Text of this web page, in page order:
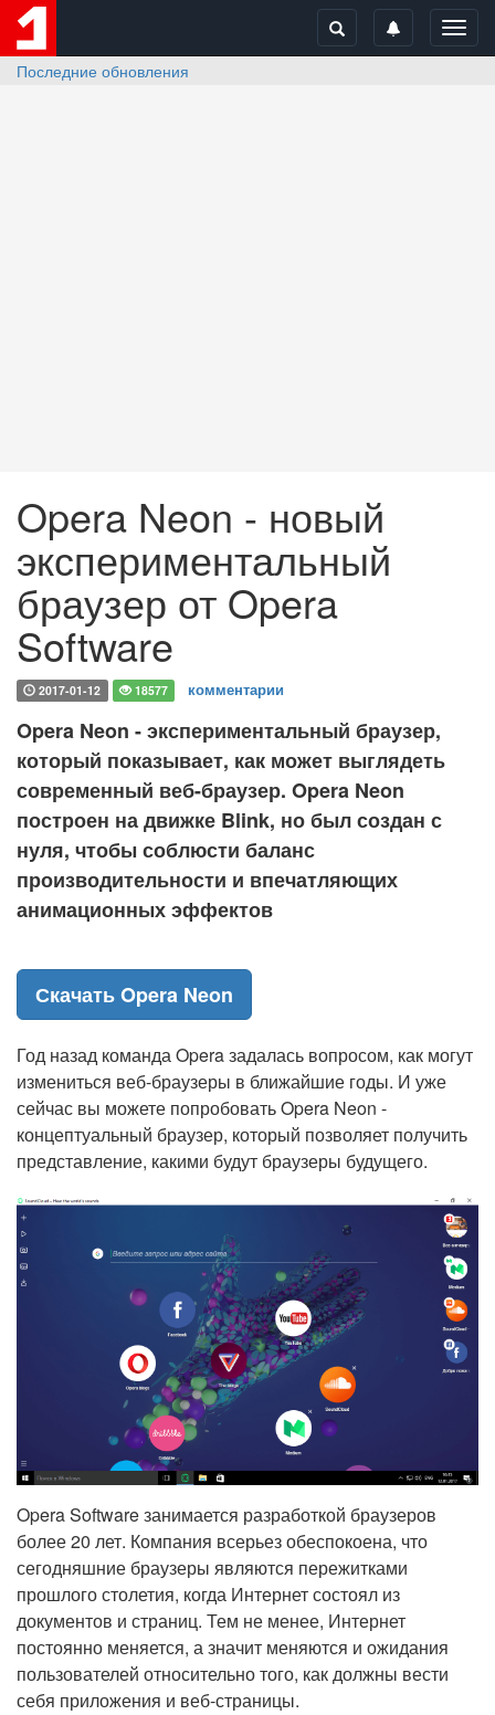
Последние обновления
Opera Neon - новый
экспериментальный
браузер от Opera
Software
2017-01-12 18577 комментарии
Opera Neon - экспериментальный браузер,
который показывает, как может выглядеть
современный веб-браузер. Opera Neon
построен на движке Blink, но был создан с
нуля, чтобы соблюсти баланс
производительности и впечатляющих
анимационных эффектов
Скачать Opera Neon
Год назад команда Opera задалась вопросом, как могут
измениться веб-браузеры в ближайшие годы. И уже
сейчас вы можете попробовать Opera Neon -
концептуальный браузер, который позволяет получить
представление, какими будут браузеры будущего.
Opera Software занимается разработкой браузеров
более 20 лет. Компания всерьез обеспокоена, что
сегодняшние браузеры являются пережитками
прошлого столетия, когда Интернет состоял из
документов и страниц. Тем не менее, Интернет
постоянно меняется, а значит меняются и ожидания
пользователей относительно того, как должны вести
себя приложения и веб-страницы.